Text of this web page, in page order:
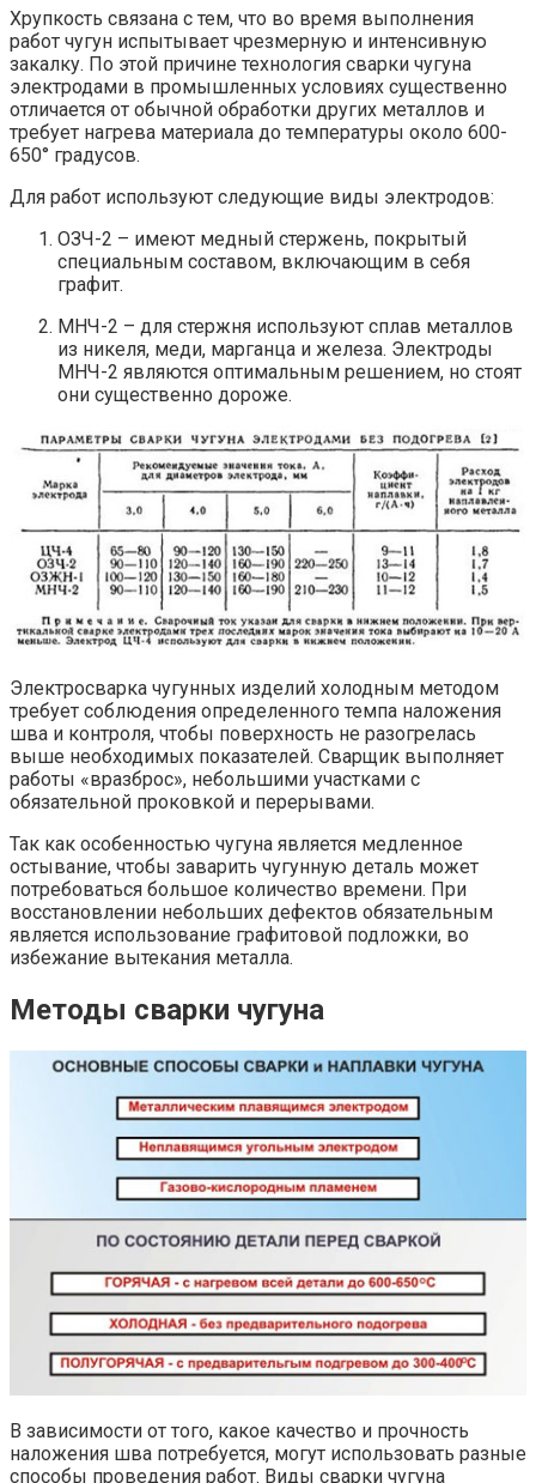
Хрупкость связана с тем, что во время выполнения
работ чугун испытывает чрезмерную и интенсивную
закалку. По этой причине технология сварки чугуна
электродами в промышленных условиях существенно
отличается от обычной обработки других металлов и
требует нагрева материала до температуры около 600-
650° градусов.
Для работ используют следующие виды электродов:
ОЗЧ-2 – имеют медный стержень, покрытый
специальным составом, включающим в себя
графит.
МНЧ-2 – для стержня используют сплав металлов
из никеля, меди, марганца и железа. Электроды
МНЧ-2 являются оптимальным решением, но стоят
они существенно дороже.
Электросварка чугунных изделий холодным методом
требует соблюдения определенного темпа наложения
шва и контроля, чтобы поверхность не разогрелась
выше необходимых показателей. Сварщик выполняет
работы «вразброс», небольшими участками с
обязательной проковкой и перерывами.
Так как особенностью чугуна является медленное
остывание, чтобы заварить чугунную деталь может
потребоваться большое количество времени. При
восстановлении небольших дефектов обязательным
является использование графитовой подложки, во
избежание вытекания металла.
Методы сварки чугуна
В зависимости от того, какое качество и прочность
наложения шва потребуется, могут использовать разные
способы проведения работ. Виды сварки чугуна